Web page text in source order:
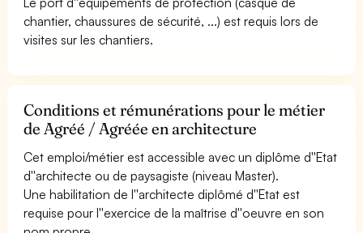
chantier, chaussures de sécurité, ...) est requis lors de
visites sur les chantiers.
Conditions et rémunérations pour le métier
de Agréé / Agréée en architecture
Cet emploi/métier est accessible avec un diplôme d''Etat
d''architecte ou de paysagiste (niveau Master).
Une habilitation de l''architecte diplômé d''Etat est
requise pour l''exercice de la maîtrise d''oeuvre en son